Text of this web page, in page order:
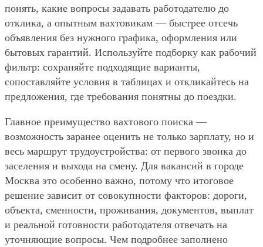
понять, какие вопросы задавать работодателю до
отклика, а опытным вахтовикам — быстрее отсечь
объявления без нужного графика, оформления или
бытовых гарантий. Используйте подборку как рабочий
фильтр: сохраняйте подходящие варианты,
сопоставляйте условия в таблицах и откликайтесь на
предложения, где требования понятны до поездки.
Главное преимущество вахтового поиска —
возможность заранее оценить не только зарплату, но и
весь маршрут трудоустройства: от первого звонка до
заселения и выхода на смену. Для вакансий в городе
Москва это особенно важно, потому что итоговое
решение зависит от совокупности факторов: дороги,
объекта, сменности, проживания, документов, выплат
и реальной готовности работодателя отвечать на
уточняющие вопросы. Чем подробнее заполнено